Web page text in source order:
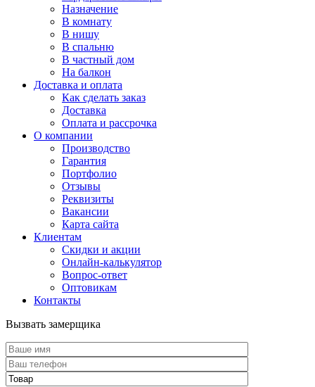
Назначение
В комнату
В нишу
В спальню
В частный дом
На балкон
Доставка и оплата
Как сделать заказ
Доставка
Оплата и рассрочка
О компании
Производство
Гарантия
Портфолио
Отзывы
Реквизиты
Вакансии
Карта сайта
Клиентам
Скидки и акции
Онлайн-калькулятор
Вопрос-ответ
Оптовикам
Контакты
Вызвать замерщика